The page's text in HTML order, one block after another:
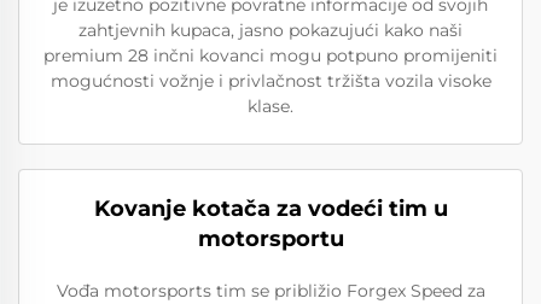
je izuzetno pozitivne povratne informacije od svojih
zahtjevnih kupaca, jasno pokazujući kako naši
premium 28 inčni kovanci mogu potpuno promijeniti
mogućnosti vožnje i privlačnost tržišta vozila visoke
klase.
Kovanje kotača za vodeći tim u
motorsportu
Vođa motorsports tim se približio Forgex Speed za